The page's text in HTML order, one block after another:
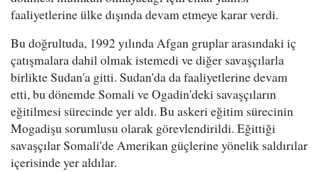
faaliyetlerine ülke dışında devam etmeye karar verdi.
Bu doğrultuda, 1992 yılında Afgan gruplar arasındaki iç
çatışmalara dahil olmak istemedi ve diğer savaşçılarla
birlikte Sudan'a gitti. Sudan'da da faaliyetlerine devam
etti, bu dönemde Somali ve Ogadin'deki savaşçıların
eğitilmesi sürecinde yer aldı. Bu askeri eğitim sürecinin
Mogadişu sorumlusu olarak görevlendirildi. Eğittiği
savaşçılar Somali'de Amerikan güçlerine yönelik saldırılar
içerisinde yer aldılar.